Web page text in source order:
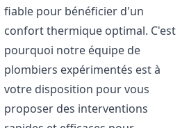
fiable pour bénéficier d'un
confort thermique optimal. C'est
pourquoi notre équipe de
plombiers expérimentés est à
votre disposition pour vous
proposer des interventions